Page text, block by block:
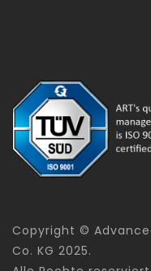
Copyright ©
Co. KG 2025.